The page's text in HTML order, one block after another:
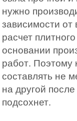
нужно
зависимости
расчет
основании
работ.
составлять не
на другой
подсохнет.